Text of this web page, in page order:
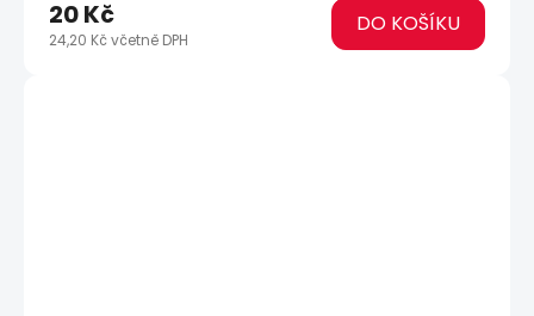
24,20 Kč včetně DPH
20 Kč DO KOŠÍKU